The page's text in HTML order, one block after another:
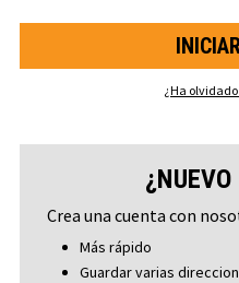
¿Ha
Crea una cuenta con
Más rápido
Guardar varias